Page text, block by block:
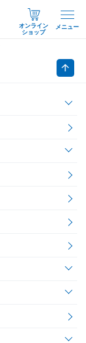
オンライン
ショップ
メニュー